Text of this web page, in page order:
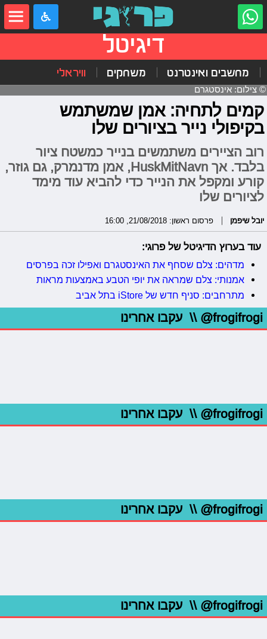
דיגיטל
מחשבים ואינטרנט משחקים וויראלי
© צילום: אינסטגרם
קמים לתחיה: אמן שמשתמש
בקיפולי נייר בציורים שלו
רוב הציירים משתמשים בנייר כמשטח ציור
בלבד. אך HuskMitNavn, אמן מדנמרק, גם גוזר,
קורע ומקפל את הנייר כדי להביא עוד מימד
לציורים שלו
יובל שיפמן פרסום ראשון: 21/08/2018, 16:00
עוד בערוץ הדיגיטל של פרוגי:
מדהים: צלם שסחף את האינסטגרם ואפילו זכה בפרסים
אמנותי: צלם שמראה את יופי הטבע באמצעות מראות
מתרחבים: סניף חדש של iStore בתל אביב
@frogifrogi \\ עקבו אחרינו
@frogifrogi \\ עקבו אחרינו
@frogifrogi \\ עקבו אחרינו
@frogifrogi \\ עקבו אחרינו